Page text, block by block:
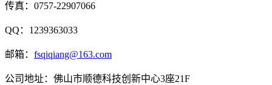
传真： 0757-22907066
QQ： 1239363033
邮箱： fsqiqiang@163.com
公司地址： 佛山市顺德科技创新中心3座21F